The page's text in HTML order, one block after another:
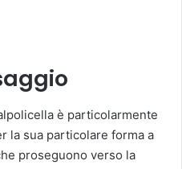
è particolarmente
la sua particolare forma a
proseguono verso la